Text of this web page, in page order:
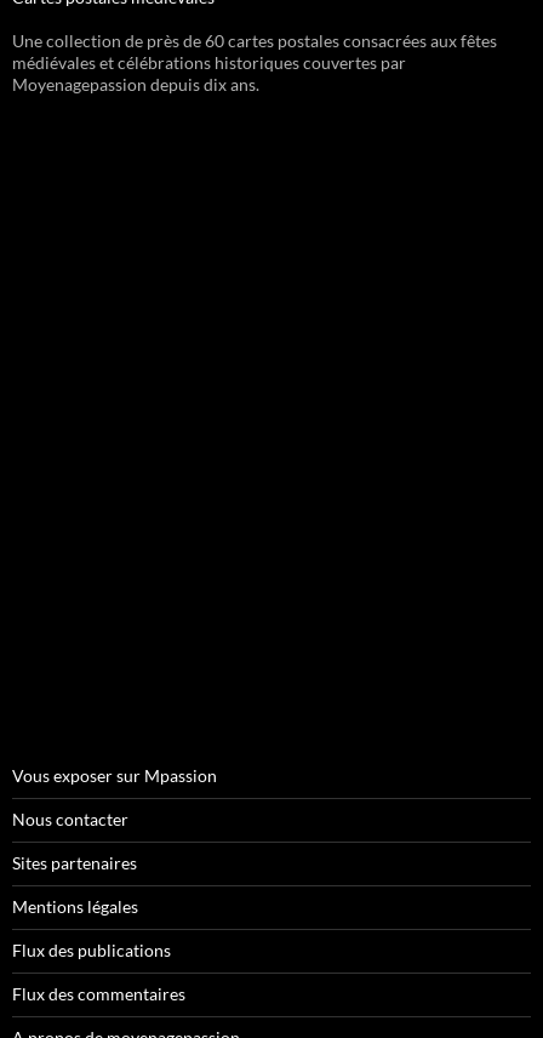
Une collection de près de 60 cartes postales consacrées aux fêtes
médiévales et célébrations historiques couvertes par
Moyenagepassion depuis dix ans.
Vous exposer sur Mpassion
Nous contacter
Sites partenaires
Mentions légales
Flux des publications
Flux des commentaires